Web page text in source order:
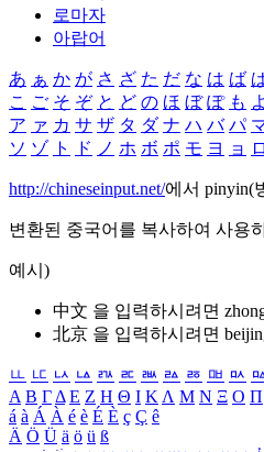
로마자
아랍어
あ ぁ か が さ ざ た だ な は ば
こ ご そ ぞ と ど の ほ ぼ ぽ も よ
ア ァ カ サ ザ タ ダ ナ ハ バ パ
ソ ゾ ト ド ノ ホ ボ ポ モ ヨ ョ ロ
http://chineseinput.net/에서 pinyin(
변환된 중국어를 복사하여 사용
예시)
中文 을 입력하시려면
北京 을 입력하시려면
ㅥ ㅦ ㅧ ㅨ ㅩ ㅪ ㅫ ㅬ ㅭ ㅮ ㅯ
Α Β ΓΔ Ε Ζ Η Θ Ι ΚΛ Μ Ν Ξ Ο Π
á à Á À é è É È ç Ç ê
Ä Ö Ü ä ö ü ß